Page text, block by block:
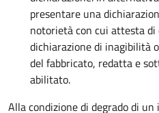
presentare una
notorietà con cui attesta di
dichiarazione di inagibilità
del fabbricato, redatta e
abilitato.
Alla condizione di degrado di